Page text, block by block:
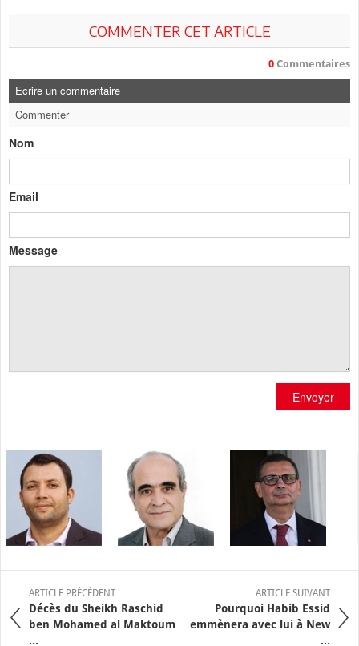
COMMENTER CET ARTICLE
0 Commentaires
Ecrire un commentaire
Commenter
Nom
Email
Message
Envoyer
ARTICLE PRÉCÉDENT
Décès du Sheikh Raschid
ben Mohamed al Maktoum
...
ARTICLE SUIVANT
Pourquoi Habib Essid
emmènera avec lui à New
...